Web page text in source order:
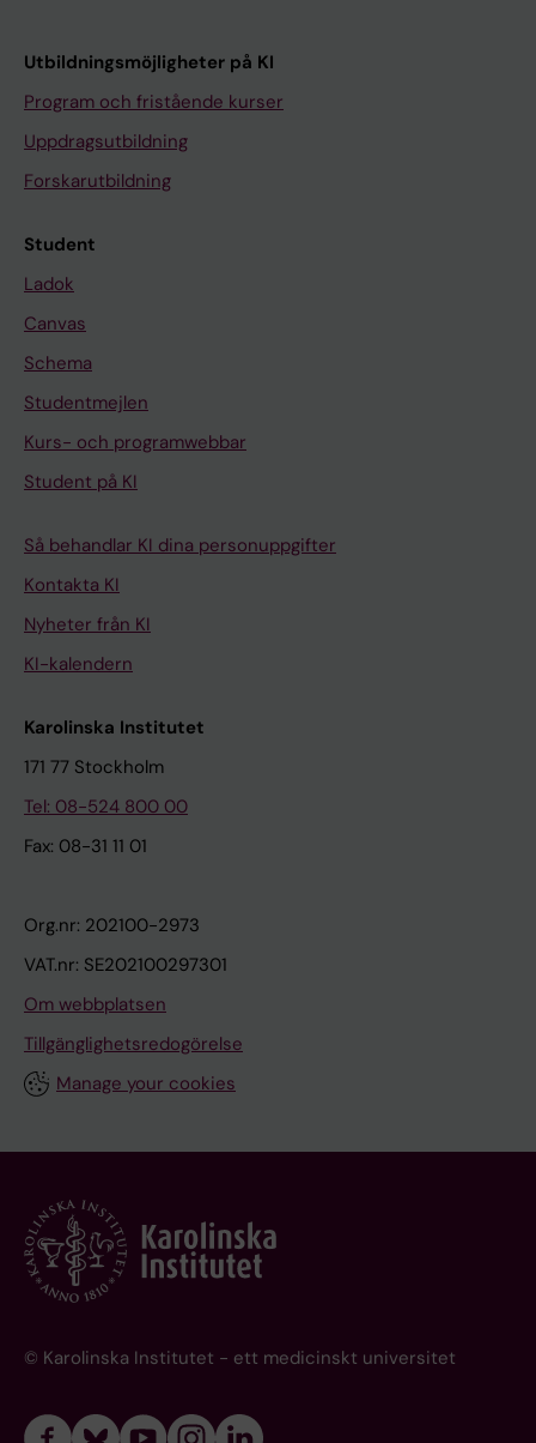
Utbildningsmöjligheter på KI
Program och fristående kurser
Uppdragsutbildning
Forskarutbildning
Student
Ladok
Canvas
Schema
Studentmejlen
Kurs- och programwebbar
Student på KI
Så behandlar KI dina personuppgifter
Kontakta KI
Nyheter från KI
KI-kalendern
Karolinska Institutet
171 77 Stockholm
Tel: 08-524 800 00
Fax: 08-31 11 01
Org.nr: 202100-2973
VAT.nr: SE202100297301
Om webbplatsen
Tillgänglighetsredogörelse
Manage your cookies
© Karolinska Institutet - ett medicinskt universitet